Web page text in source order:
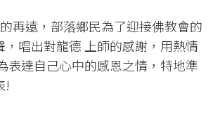
再遠，部落鄉民為了迎接佛教會的
唱出對龍德 上師的感謝，用熱情
表達自己心中的感恩之情，特地準
!